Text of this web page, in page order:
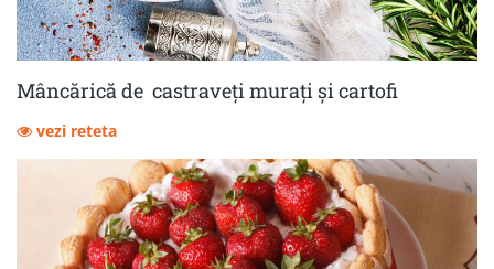
Mâncărică de castraveţi muraţi şi cartofi
vezi reteta